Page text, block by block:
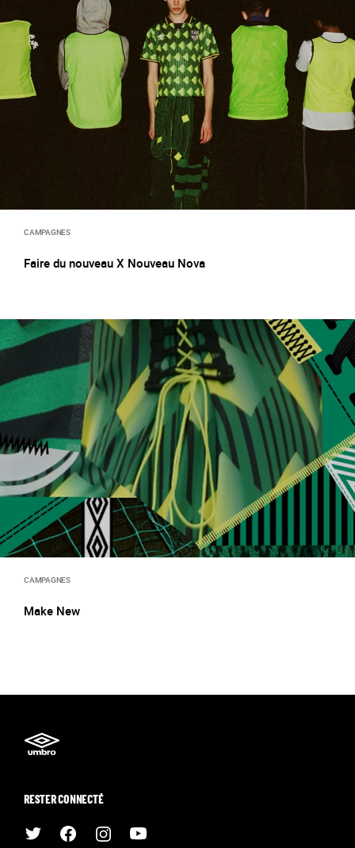
CAMPAGNES
Faire du nouveau X Nouveau Nova
CAMPAGNES
Make New
RESTER CONNECTÉ